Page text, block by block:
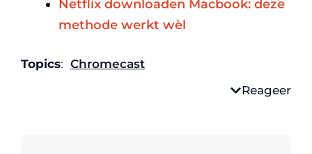
Netflix downloaden Macbook: deze
methode werkt wèl
Topics: Chromecast
Reageer